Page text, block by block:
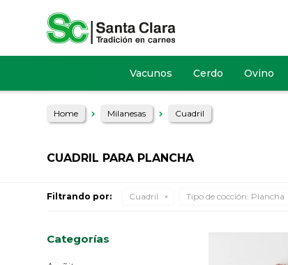
Vacunos Cerdo Ovino
Home Milanesas Cuadril
CUADRIL PARA PLANCHA
Filtrando por: Cuadril Tipo de cocción: Plancha
Categorías